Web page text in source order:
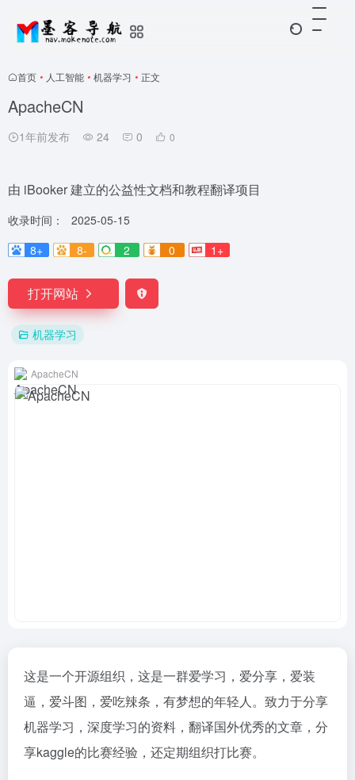
首页 • 人工智能 • 机器学习 • 正文
ApacheCN
1年前发布 24 0 0
由 iBooker 建立的公益性文档和教程翻译项目
收录时间：
2025-05-15
8+
8- 2 0 1+
打开网站
机器学习
ApacheCN
这是一个开源组织，这是一群爱学习，爱分享，爱装
逼，爱斗图，爱吃辣条，有梦想的年轻人。致力于分享
机器学习，深度学习的资料，翻译国外优秀的文章，分
享kaggle的比赛经验，还定期组织打比赛。